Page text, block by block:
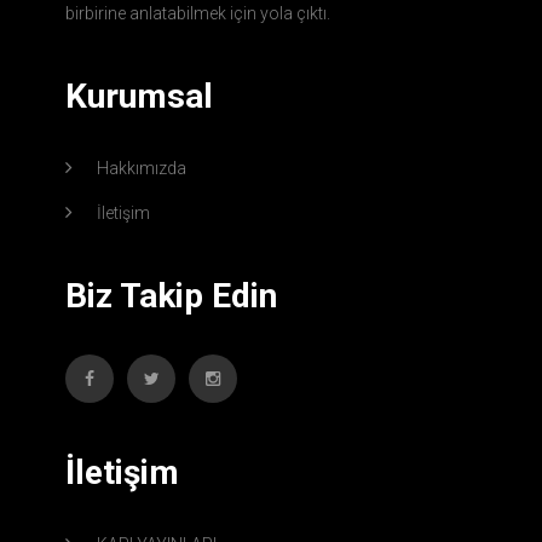
birbirine anlatabilmek için yola çıktı.
Kurumsal
Hakkımızda
İletişim
Biz Takip Edin
İletişim